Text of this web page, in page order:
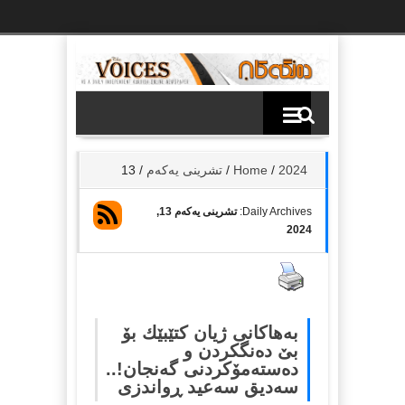
Home / 2024
/ تشرینی یه‌كه‌م /
13
Daily Archives:
تشرینی یه‌كه‌م 13,
2024
بەهاكانی ژیان كتێبێك بۆ
بێ دەنگكردن و
دەستەمۆكردنی گەنجان!..
سەدیق سەعید ڕواندزی